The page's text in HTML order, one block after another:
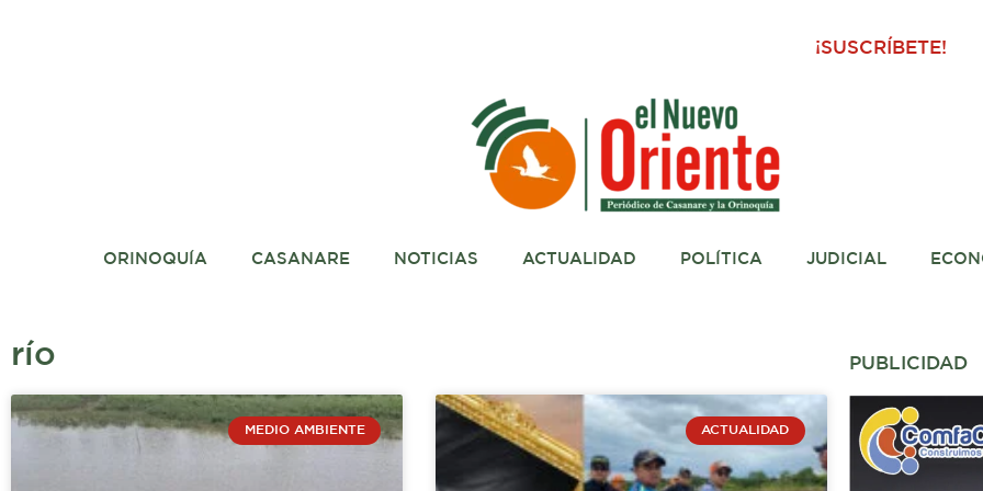
¡SUSCRÍBETE!
ORINOQUÍA CASANARE NOTICIAS ACTUALIDAD POLÍTICA JUDICIAL
río
MEDIO AMBIENTE ACTUALIDAD
PáginaPáginaPágina
Página
PUBLICIDAD